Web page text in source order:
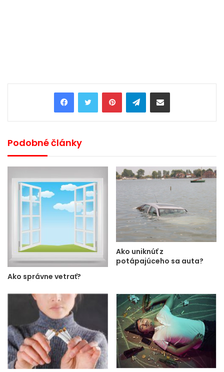
PinterestTelegramShare via Email
Podobné články
Ako správne vetrať?
Ako uniknúť z
potápajúceho sa auta?